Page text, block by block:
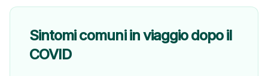
Sintomi comuni in viaggio dopo il
COVID